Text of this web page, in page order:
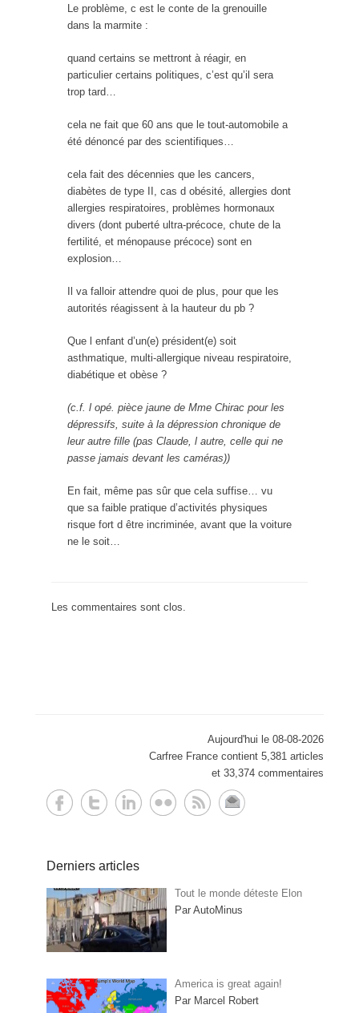
Le problème, c est le conte de la grenouille
dans la marmite :
quand certains se mettront à réagir, en
particulier certains politiques, c’est qu’il sera
trop tard…
cela ne fait que 60 ans que le tout-automobile a
été dénoncé par des scientifiques…
cela fait des décennies que les cancers,
diabètes de type II, cas d obésité, allergies dont
allergies respiratoires, problèmes hormonaux
divers (dont puberté ultra-précoce, chute de la
fertilité, et ménopause précoce) sont en
explosion…
Il va falloir attendre quoi de plus, pour que les
autorités réagissent à la hauteur du pb ?
Que l enfant d’un(e) président(e) soit
asthmatique, multi-allergique niveau respiratoire,
diabétique et obèse ?
(c.f. l opé. pièce jaune de Mme Chirac pour les
dépressifs, suite à la dépression chronique de
leur autre fille (pas Claude, l autre, celle qui ne
passe jamais devant les caméras))
En fait, même pas sûr que cela suffise… vu
que sa faible pratique d’activités physiques
risque fort d être incriminée, avant que la voiture
ne le soit…
Les commentaires sont clos.
Aujourd'hui le 08-08-2026
Carfree France contient 5,381 articles
et 33,374 commentaires
Derniers articles
Tout le monde déteste Elon
Par AutoMinus
America is great again!
Par Marcel Robert